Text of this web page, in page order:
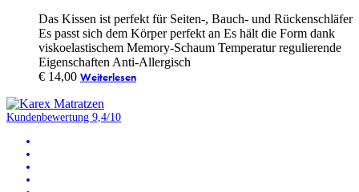
Das Kissen ist perfekt für Seiten-, Bauch- und Rückenschläfer
Es passt sich dem Körper perfekt an Es hält die Form dank
viskoelastischem Memory-Schaum Temperatur regulierende
Eigenschaften Anti-Allergisch
€ 14,00 Weiterlesen
Kundenbewertung 9,4/10